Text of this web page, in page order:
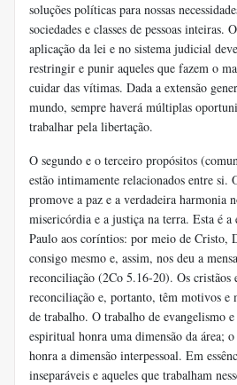
soluções políticas para nossas
sociedades e classes de pessoas inteiras.
aplicação da lei e no sistema judicial
restringir e punir aqueles que fazem o
cuidar das vítimas. Dada a extensão
mundo, sempre haverá múltiplas
trabalhar pela libertação.
O segundo e o terceiro propósitos
estão intimamente relacionados entre si.
promove a paz e a verdadeira harmonia
misericórdia e a justiça na terra. Esta é a
Paulo aos coríntios: por meio de Cristo,
consigo mesmo e, assim, nos deu a
reconciliação (2Co 5.16-20). Os cristãos
reconciliação e, portanto, têm motivos e
de trabalho. O trabalho de evangelismo
espiritual honra uma dimensão da área;
honra a dimensão interpessoal. Em
inseparáveis ​​e aqueles que trabalham